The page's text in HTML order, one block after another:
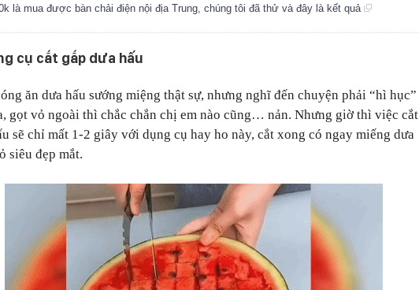
là mua được bàn chải điện nội địa Trung, chúng tôi đã thử và đây là kết quả
cụ cắt gắp dưa hấu
ăn dưa hấu sướng miệng thật sự, nhưng nghĩ đến chuyện phải “hì hục”
gọt vỏ ngoài thì chắc chắn chị em nào cũng… nản. Nhưng giờ thì việc cắt
sẽ chỉ mất 1-2 giây với dụng cụ hay ho này, cắt xong có ngay miếng dưa
siêu đẹp mắt.